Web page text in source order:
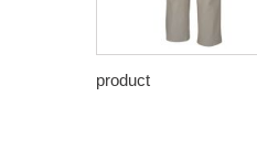
product